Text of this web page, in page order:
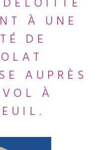
À UNE
DE
AUPRÈS
À